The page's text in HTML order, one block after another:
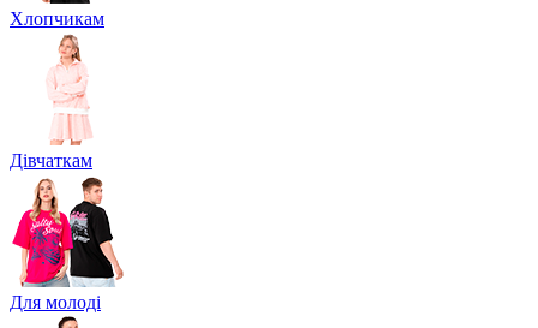
Хлопчикам
Дівчаткам
Для молоді